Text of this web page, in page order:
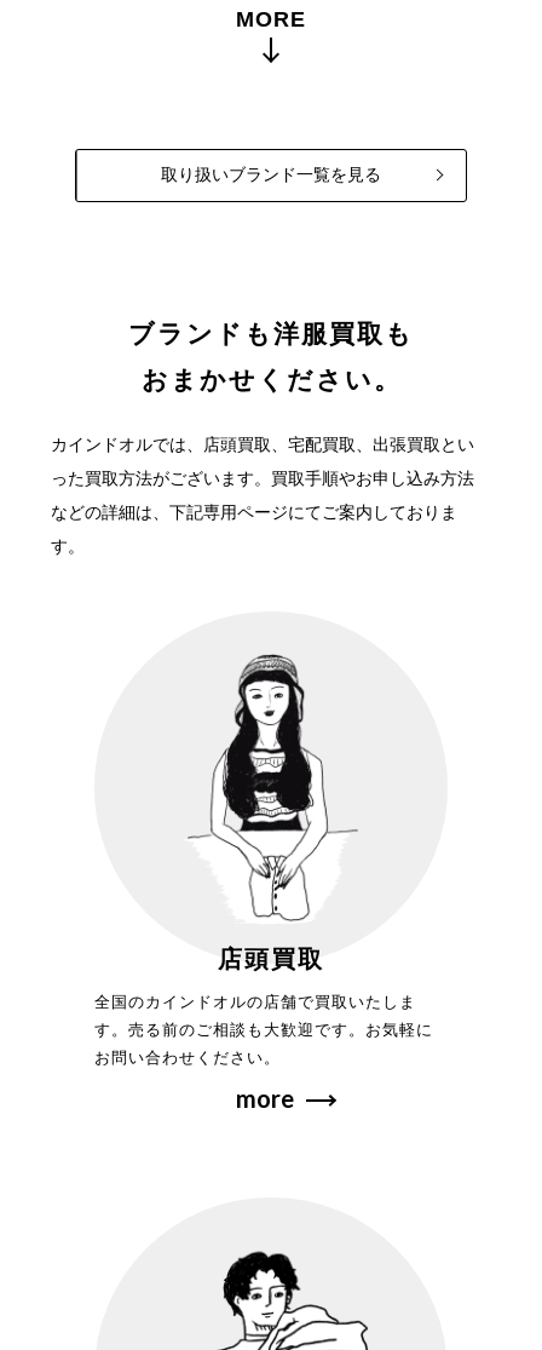
MORE
取り扱いブランド一覧を見る
ブランドも洋服買取も
おまかせください。
カインドオルでは、店頭買取、宅配買取、出張買取とい
った買取方法がございます。 買取手順やお申し込み方法
などの詳細は、下記専用ページにてご案内しておりま
す。
店頭買取
全国のカインドオルの店舗で買取いたしま
す。売る前のご相談も大歓迎です。お気軽に
お問い合わせください。
more